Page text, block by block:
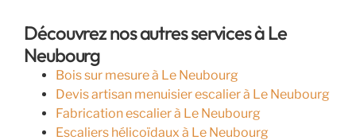
Découvrez nos autres services à Le
Neubourg
Bois sur mesure à Le Neubourg
Devis artisan menuisier escalier à Le Neubourg
Fabrication escalier à Le Neubourg
Escaliers hélicoïdaux à Le Neubourg